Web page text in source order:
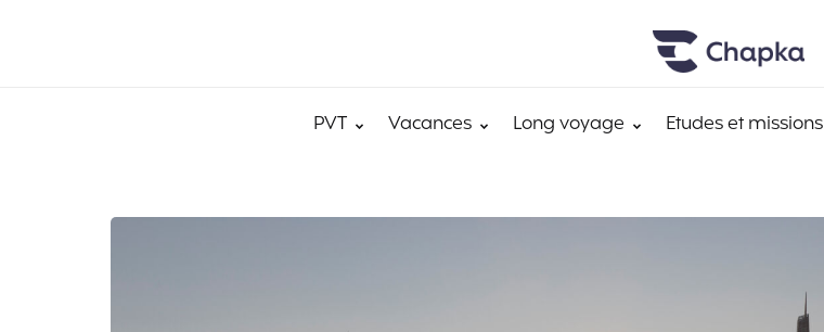
PVT Vacances Long voyage Etudes et missions